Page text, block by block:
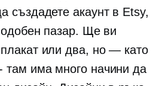
създадете акаунт в Etsy,
пазар. Ще ви
или два, но — като
там има много начини да